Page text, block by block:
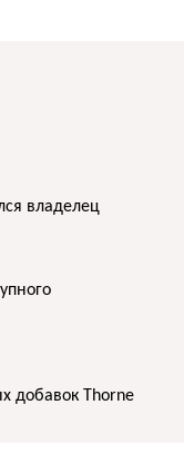
владелец
добавок Thorne